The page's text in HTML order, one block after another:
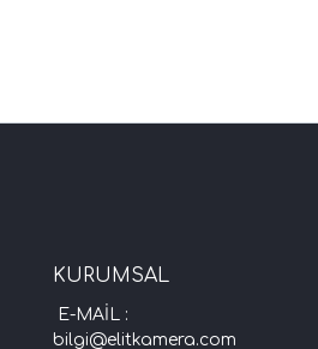
KURUMSAL
E-MAİL :
bilgi@elitkamera.com